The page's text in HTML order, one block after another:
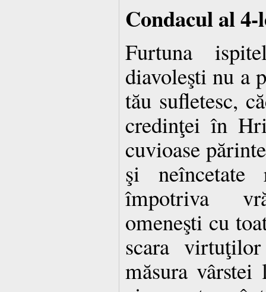
Condacul al 4-
Furtuna
diavoleşti nu a
tău sufletesc,
credinţei în
cuvioase
şi neîncetate
împotriva
omeneşti cu
scara
măsura